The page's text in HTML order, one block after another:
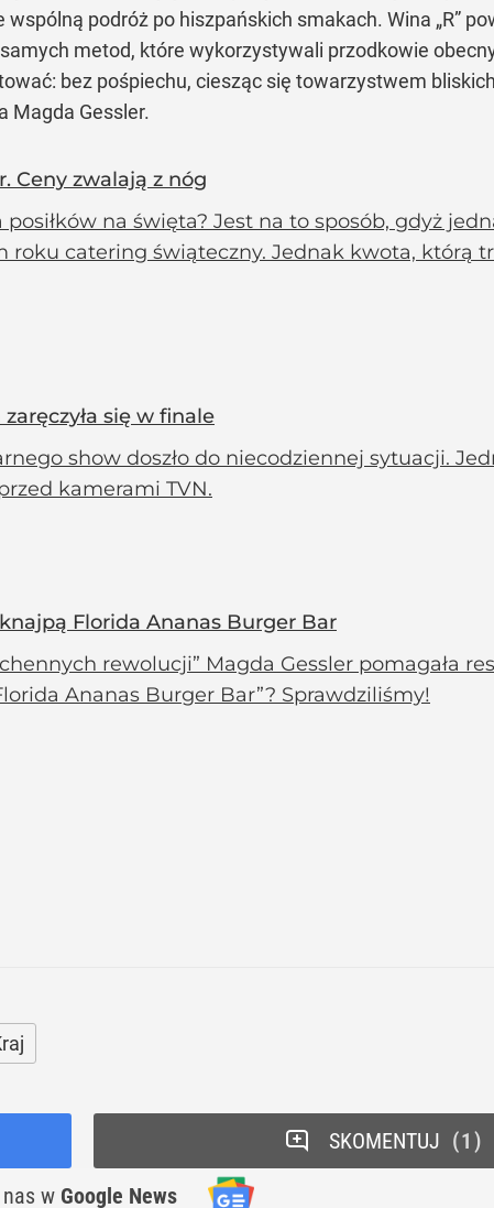
podróż po hiszpańskich smakach. Wina „R”
metod, które wykorzystywali przodkowie
bez pośpiechu, ciesząc się towarzystwem
Magda Gessler.
Ceny zwalają z nóg
na święta? Jest na to sposób, gdyż
roku catering świąteczny. Jednak kwota, którą
się w finale
show doszło do niecodziennej sytuacji.
kamerami TVN.
Florida Ananas Burger Bar
rewolucji” Magda Gessler pomagała
Ananas Burger Bar”? Sprawdziliśmy!
w Google News
SKOMENTUJ 1